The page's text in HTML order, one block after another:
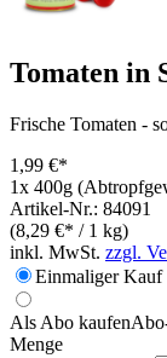
Tomaten in
Frische Tomaten -
1,99 €*
1x 400g
Artikel-Nr.: 84091
(8,29 €* / 1 kg)
inkl. MwSt. zzgl.
Einmaliger Kauf
Als Abo kaufen
Menge